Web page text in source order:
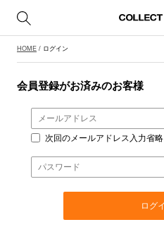
HOME / ログイン
会員登録がお済みのお客様
次回のメールアドレス入力省略